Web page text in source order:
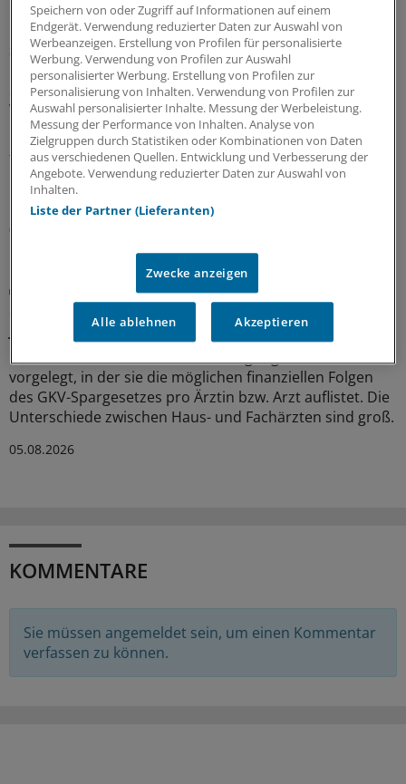
Sparpaket sorgt für Unsicherheit
Praxisbesonderheiten in Zeiten des GKV-
Spargesetzes: Klarheit soll es in der kommenden
Woche geben
Ein Passus des Beitragssatzstabilisierungsgesetz sorgt
für Unruhe unter Ärztinnen und Ärzten. Stehen die
Praxisbesonderheiten auf der Kippe? Oder eher doch
nicht? Kassenärzte und Krankenkassen verhandeln.
06.08.2026
Sparliste der KBV: So hoch könnten die Verluste
jeder Praxis sein
vorgelegt, in der sie die möglichen finanziellen Folgen
des GKV-Spargesetzes pro Ärztin bzw. Arzt auflistet. Die
Unterschiede zwischen Haus- und Fachärzten sind groß.
05.08.2026
KOMMENTARE
Sie müssen angemeldet sein, um einen Kommentar
verfassen zu können.
Speichern von oder Zugriff auf Informationen auf einem
Endgerät. Verwendung reduzierter Daten zur Auswahl von
Werbeanzeigen. Erstellung von Profilen für personalisierte
Werbung. Verwendung von Profilen zur Auswahl
personalisierter Werbung. Erstellung von Profilen zur
Personalisierung von Inhalten. Verwendung von Profilen zur
Auswahl personalisierter Inhalte. Messung der Werbeleistung.
Messung der Performance von Inhalten. Analyse von
Zielgruppen durch Statistiken oder Kombinationen von Daten
aus verschiedenen Quellen. Entwicklung und Verbesserung der
Angebote. Verwendung reduzierter Daten zur Auswahl von
Inhalten.
Liste der Partner (Lieferanten)
Zwecke anzeigen
Alle ablehnen Akzeptieren